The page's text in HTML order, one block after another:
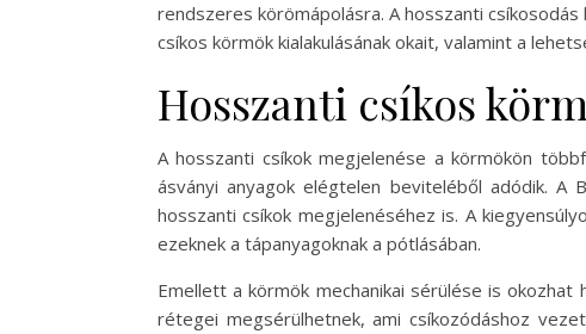
rendszeres körömápolásra. A hosszanti
csíkos körmök kialakulásának okait, valamint a
Hosszanti csíkos
A hosszanti csíkok megjelenése a körmökön
ásványi anyagok elégtelen beviteléből adódik. A
hosszanti csíkok megjelenéséhez is. A
ezeknek a tápanyagoknak a pótlásában.
Emellett a körmök mechanikai sérülése is
rétegei megsérülhetnek, ami csíkozódáshoz